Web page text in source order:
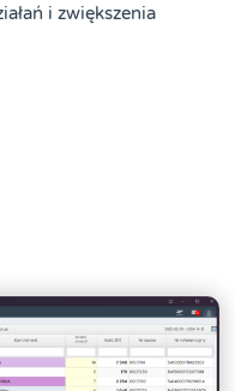
i zwiększenia